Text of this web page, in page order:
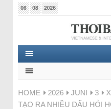
06 08 2026
HOME 2026 JUNI 3
TẠO RA NHIỀU DẤU HỎI